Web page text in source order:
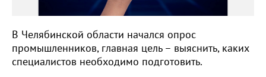
В Челябинской области начался опрос
промышленников, главная цель – выяснить, каких
специалистов необходимо подготовить.